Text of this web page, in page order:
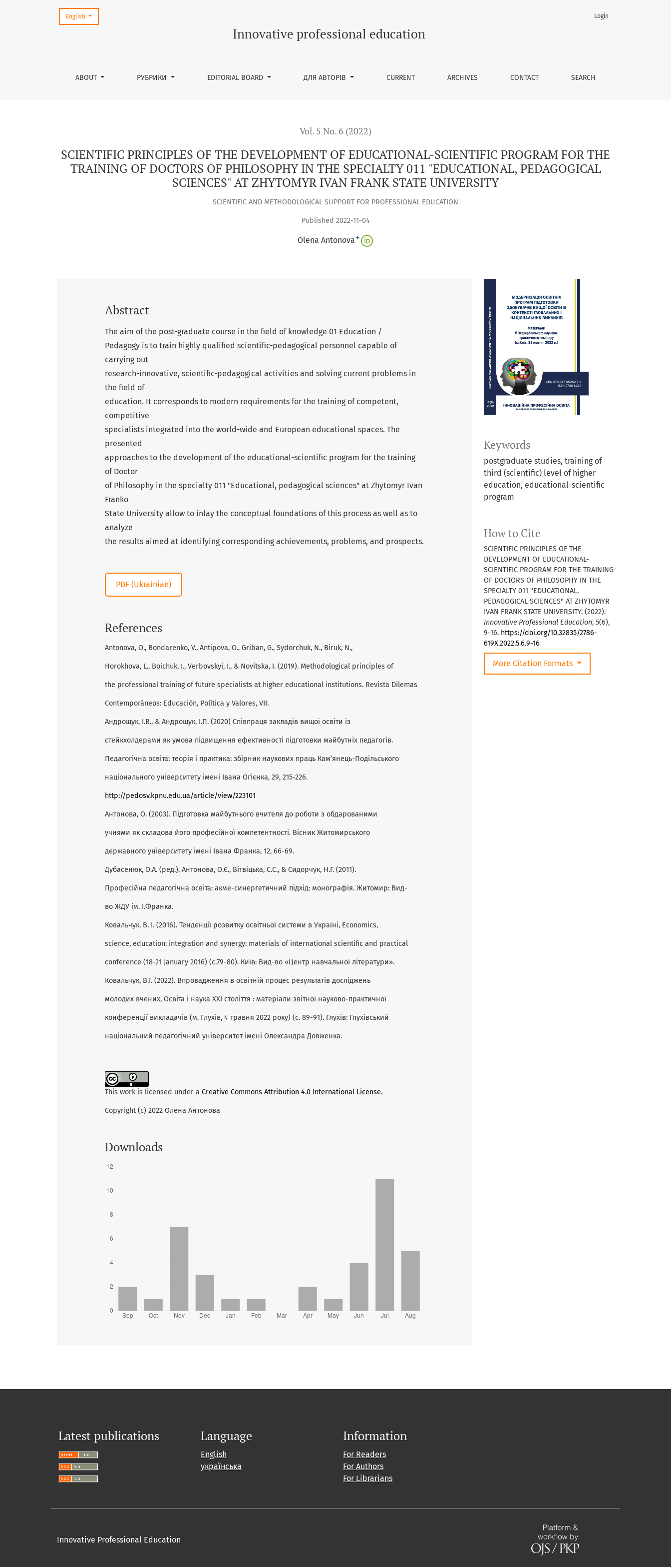
SCIENTIFIC PRINCIPLES OF THE DEVELOPMENT OF EDUCATIONAL-SCIENTIFIC PROGRAM FOR THE TRAINING OF DOCTORS OF PHILOSOPHY IN THE SPECIALTY 011
Innovative professional education
ABOUT РУБРИКИ EDITORIAL BOARD ДЛЯ АВТОРІВ CURRENT ARCHIVES CONTACT SEARCH
Login
Change the language. The current language is:
English
Vol. 5 No. 6 (2022)
SCIENTIFIC PRINCIPLES OF THE DEVELOPMENT OF EDUCATIONAL-SCIENTIFIC PROGRAM FOR THE
TRAINING OF DOCTORS OF PHILOSOPHY IN THE SPECIALTY 011 "EDUCATIONAL, PEDAGOGICAL
SCIENCES" AT ZHYTOMYR IVAN FRANK STATE UNIVERSITY
SCIENTIFIC AND METHODOLOGICAL SUPPORT FOR PROFESSIONAL EDUCATION
Published 2022-11-04
Olena Antonova +
Keywords
postgraduate studies, training of
third (scientific) level of higher
education, educational-scientific
program
How to Cite
SCIENTIFIC PRINCIPLES OF THE
DEVELOPMENT OF EDUCATIONAL-
SCIENTIFIC PROGRAM FOR THE TRAINING
OF DOCTORS OF PHILOSOPHY IN THE
SPECIALTY 011 "EDUCATIONAL,
PEDAGOGICAL SCIENCES" AT ZHYTOMYR
IVAN FRANK STATE UNIVERSITY. (2022).
Innovative Professional Education, 5(6),
9-16. https://doi.org/10.32835/2786-
619X.2022.5.6.9-16
More Citation Formats
Abstract
The aim of the post-graduate course in the field of knowledge 01 Education /
Pedagogy is to train highly qualified scientific-pedagogical personnel capable of
carrying out
research-innovative, scientific-pedagogical activities and solving current problems in
the field of
education. It corresponds to modern requirements for the training of competent,
competitive
specialists integrated into the world-wide and European educational spaces. The
presented
approaches to the development of the educational-scientific program for the training
of Doctor
of Philosophy in the specialty 011 "Educational, pedagogical sciences" at Zhytomyr Ivan
Franko
State University allow to inlay the conceptual foundations of this process as well as to
analyze
the results aimed at identifying corresponding achievements, problems, and prospects.
PDF (Ukrainian)
References
Antonova, O., Bondarenko, V., Antipova, O., Griban, G., Sydorchuk, N., Biruk, N.,
Horokhova, L., Boichuk, I., Verbovskyi, I., & Novitska, I. (2019). Methodological principles of
the professional training of future specialists at higher educational institutions. Revista Dilemas
Contemporáneos: Educación, Política y Valores, VII.
Андрощук, І.В., & Андрощук, І.П. (2020) Співпраця закладів вищої освіти із
стейкхолдерами як умова підвищення ефективності підготовки майбутніх педагогів.
Педагогічна освіта: теорія і практика: збірник наукових праць Кам’янець-Подільського
національного університету імені Івана Огієнка, 29, 215-226.
http://pedosv.kpnu.edu.ua/article/view/223101
Антонова, О. (2003). Підготовка майбутнього вчителя до роботи з обдарованими
учнями як складова його професійної компетентності. Вісник Житомирського
державного університету імені Івана Франка, 12, 66-69.
Дубасенюк, О.А. (ред.), Антонова, О.Є., Вітвіцька, С.С., & Сидорчук, Н.Г. (2011).
Професійна педагогічна освіта: акме-синергетичний підхід: монографія. Житомир: Вид-
во ЖДУ ім. І.Франка.
Ковальчук, В. І. (2016). Тенденції розвитку освітньої системи в Україні, Economics,
science, education: integration and synergy: materials of international scientific and practical
conference (18-21 January 2016) (с.79-80). Київ: Вид-во «Центр навчальної літератури».
Ковальчук, В.І. (2022). Впровадження в освітній процес результатів досліджень
молодих вчених, Освіта і наука ХХІ століття : матеріали звітної науково-практичної
конференції викладачів (м. Глухів, 4 травня 2022 року) (с. 89-91). Глухів: Глухівський
національний педагогічний університет імені Олександра Довженка.
This work is licensed under a Creative Commons Attribution 4.0 International License.
Copyright (c) 2022 Олена Антонова
Downloads
Latest publications Language
English
українська
Information
For Readers
For Authors
For Librarians
Innovative Professional Education